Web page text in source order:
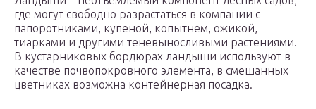
где могут свободно разрастаться в компании с
папоротниками, купеной, копытнем, ожикой,
тиарками и другими теневыносливыми растениями.
В кустарниковых бордюрах ландыши используют в
качестве почвопокровного элемента, в смешанных
цветниках возможна контейнерная посадка.